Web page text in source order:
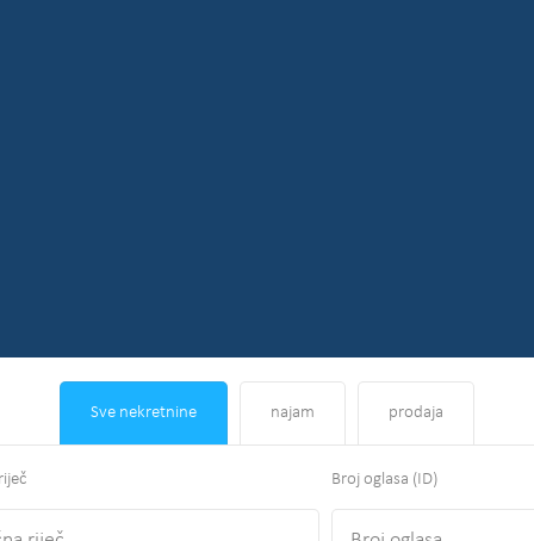
Sve nekretnine najam prodaja
Broj oglasa (ID)